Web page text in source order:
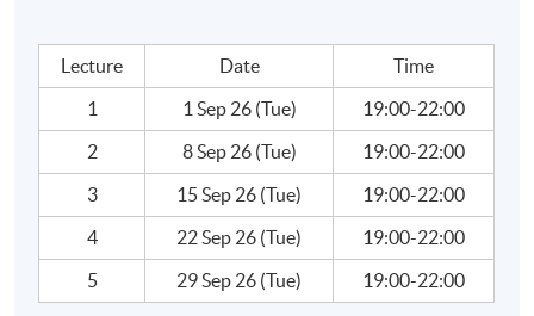
strength and attractiveness to investors
Week 4: Application of Financial Analysis in making
investment decision (I)
IPO valuation - how it works and introduction of
conventional approaches used by institutional
investors
Secondary market valuation - introduce conventional
Lecture Date
Time
1
1 Sep 26 (Tue)
19:00-22:00
2
8 Sep 26 (Tue)
19:00-22:00
3
15 Sep 26 (Tue)
19:00-22:00
4
22 Sep 26 (Tue)
19:00-22:00
5
29 Sep 26 (Tue) 19:00-22:00